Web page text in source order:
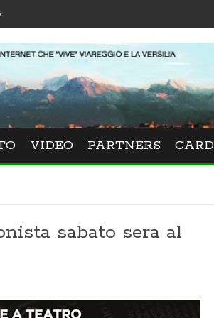
VIDEO PARTNERS CARD
sabato sera al